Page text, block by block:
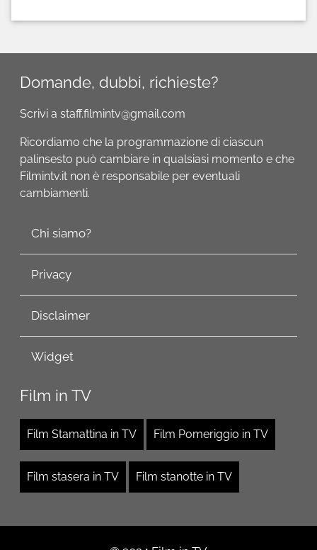
Domande, dubbi, richieste?
Scrivi a staff.filmintv@gmail.com
Ricordiamo che la programmazione di ciascun
palinsesto può cambiare in qualsiasi momento e che
Filmintv.it non è responsabile per eventuali
cambiamenti.
Chi siamo?
Privacy
Disclaimer
Widget
Film in TV
Film Stamattina in TV Film Pomeriggio in TV
Film stasera in TV Film stanotte in TV